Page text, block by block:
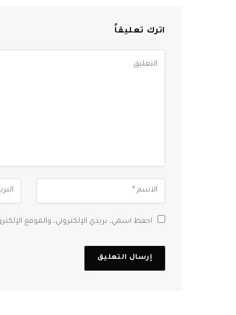
اترك تعليقاً
احفظ اسمي، بريدي الإلكتروني، والموقع